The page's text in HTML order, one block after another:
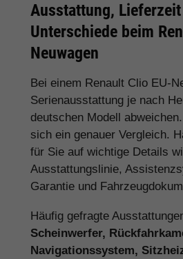
Ausstattung, Lieferzeit
Unterschiede beim
Neuwagen
Bei einem Renault Clio EU-
Serienausstattung je nach
deutschen Modell
sich ein genauer Vergleich.
für Sie auf wichtige Details
Ausstattungslinie,
Garantie und
Häufig gefragte
Scheinwerfer,
Navigationssystem,